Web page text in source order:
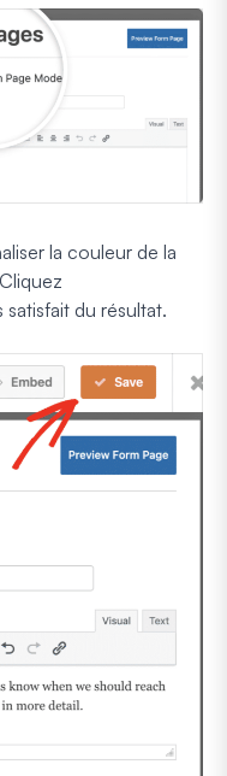
la couleur de la
du résultat.